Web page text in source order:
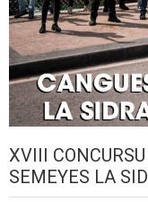
XVIII
SEMEYES LA